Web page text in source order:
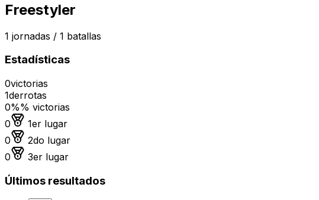
Freestyler
1 jornadas / 1 batallas
Estadísticas
0victorias
1derrotas
0%% victorias
0
Medalla de oro
1er lugar
0
Medalla de plata
2do lugar
0
Medalla de bronce
3er lugar
Últimos resultados